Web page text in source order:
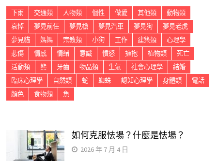
下雨 交通類 人物類 個性 做愛 其他類
動物類
哀悼
夢見前任 夢見槍 夢見汽車 夢見狗
夢見老虎
夢見貓
媽媽 宗教類 小狗 工作 建築類
心理學
悲傷
情感 情緒 意識 憤怒 擁抱 植物類
死亡
活動類
熊 牙齒 物品類 生氣 社會心理學
結婚
臨床心理學
自然類 蛇 蜘蛛 認知心理學 身體類
電話
顏色
食物類 魚
如何克服怯場？什麼是怯場？
2026 年 7 月 4 日